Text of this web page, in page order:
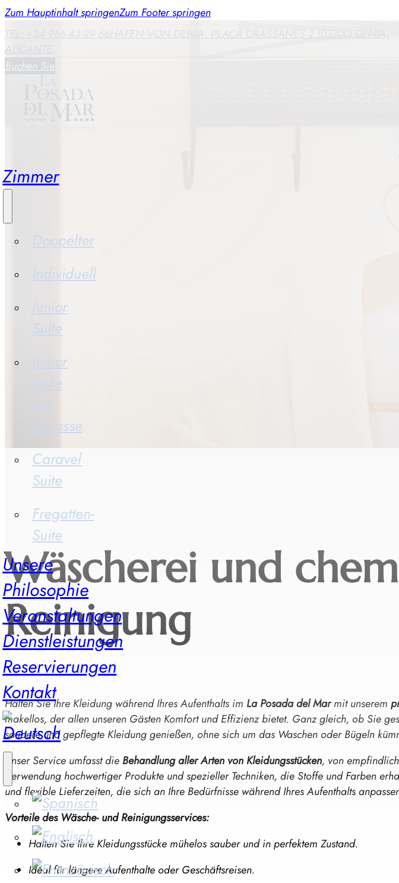
Zum Hauptinhalt springenZum Footer springen
TEL: +34 966 43 29 66HAFEN VON DENIA, PLAÇA DRASSANES 2 (03700) DENIA,
ALICANTE.
Buchen Sie
Zimmer
Doppelter
Individuell
Junior
Suite
Junior
Suite
Terrasse
Caravel
Suite
Fregatten-
Suite
Unsere
Philosophie
Veranstaltungen
Dienstleistungen
Reservierungen
Kontakt
Wäscherei und
Reinigung
Halten Sie Ihre Kleidung während Ihres Aufenthalts im La Posada del Marmit unserem
makellos, der allen unseren Gästen Komfort und Effizienz bietet. Ganz gleich, ob Sie
saubere und gepflegte Kleidung genießen, ohne sich um das Waschen oder Bügeln
Unser Service umfasst die Behandlung aller Arten von Kleidungsstücken, von
Verwendung hochwertiger Produkte und spezieller Techniken, die Stoffe und Farben
und flexible Lieferzeiten, die sich an Ihre Bedürfnisse während Ihres Aufenthalts
Vorteile des Wäsche- und Reinigungsservices:
Halten Sie Ihre Kleidungsstücke mühelos sauber und in perfektem Zustand.
Ideal für längere Aufenthalte oder Geschäftsreisen.